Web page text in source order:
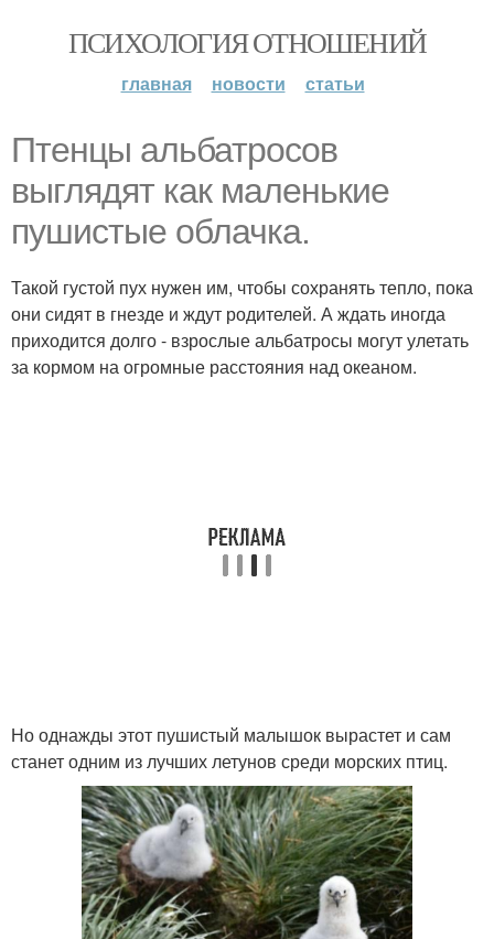
ПСИХОЛОГИЯ ОТНОШЕНИЙ
главная новости статьи
Птенцы альбатросов
выглядят как маленькие
пушистые облачка.
Такой густой пух нужен им, чтобы сохранять тепло, пока
они сидят в гнезде и ждут родителей. А ждать иногда
приходится долго - взрослые альбатросы могут улетать
за кормом на огромные расстояния над океаном.
Но однажды этот пушистый малышок вырастет и сам
станет одним из лучших летунов среди морских птиц.